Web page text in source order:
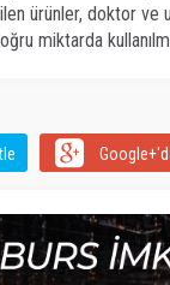
ürünler, doktor ve
miktarda